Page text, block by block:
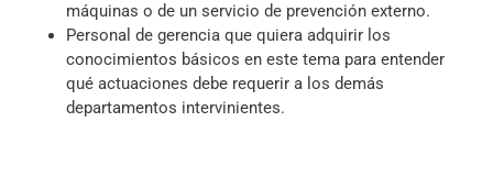
máquinas o de un servicio de prevención externo.
Personal de gerencia que quiera adquirir los
conocimientos básicos en este tema para entender
qué actuaciones debe requerir a los demás
departamentos intervinientes.